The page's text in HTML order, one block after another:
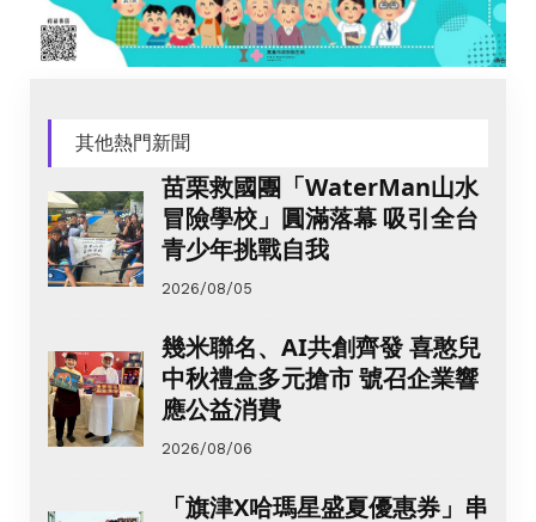
其他熱門新聞
苗栗救國團「WaterMan山水
冒險學校」圓滿落幕 吸引全台
青少年挑戰自我
2026/08/05
幾米聯名、AI共創齊發 喜憨兒
中秋禮盒多元搶市 號召企業響
應公益消費
2026/08/06
「旗津X哈瑪星盛夏優惠券」串